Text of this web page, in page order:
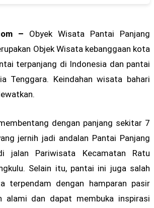
– Obyek Wisata Pantai Panjang
Objek Wisata kebanggaan kota
terpanjang di Indonesia dan pantai
Tenggara. Keindahan wisata bahari
dengan panjang sekitar 7
jernih jadi andalan Pantai Panjang
jalan Pariwisata Kecamatan Ratu
Selain itu, pantai ini juga salah
terpendam dengan hamparan pasir
alami dan dapat membuka inspirasi